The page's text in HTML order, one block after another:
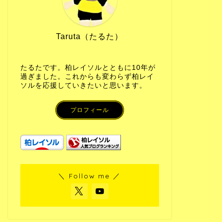
Taruta（たるた）
たるたです。柏レイソルとともに10年が
過ぎました。これからも変わらず柏レイ
ソルを応援していきたいと思います。
プロフィール
＼ Follow me ／